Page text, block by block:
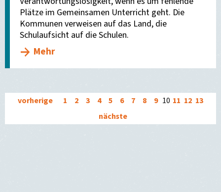
Plätze im Gemeinsamen Unterricht geht. Die
Kommunen verweisen auf das Land, die
Schulaufsicht auf die Schulen.
Mehr
vorherige 1 2 3 4 5 6 7 8 9 10 11 12 13
nächste